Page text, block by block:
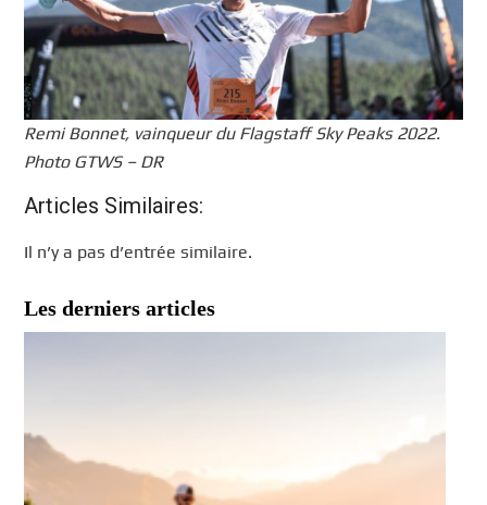
Remi Bonnet, vainqueur du Flagstaff Sky Peaks 2022.
Photo GTWS – DR
Articles Similaires:
Il n’y a pas d’entrée similaire.
Les derniers articles